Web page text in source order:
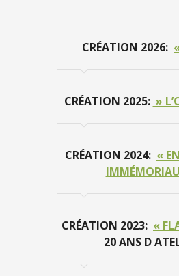
CRÉATION 2026:
CRÉATION 2025: »
CRÉATION 2024: «
CRÉATION 2023: «
20 ANS D